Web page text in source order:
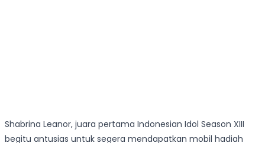
Shabrina Leanor, juara pertama Indonesian Idol Season XIII
begitu antusias untuk segera mendapatkan mobil hadiah